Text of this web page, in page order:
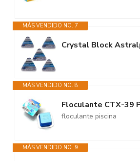
MÁS VENDIDO NO. 7
MÁS VENDIDO NO. 8
floculante piscina
MÁS VENDIDO NO. 9